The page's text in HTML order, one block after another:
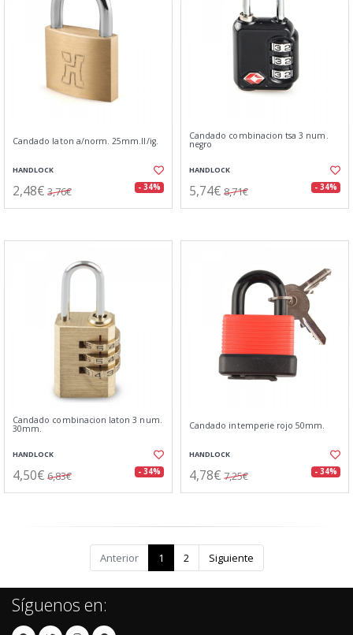
Candado laton a/norm. 25mm.ll/ig.
HANDLOCK
2,48€ 3,76€ - 34%
Candado combinacion tsa 3 num.
negro
HANDLOCK
5,74€ 8,71€ - 34%
Candado combinacion laton 3 num.
30mm.
HANDLOCK
4,50€ 6,83€ - 34%
Candado intemperie rojo 50mm.
HANDLOCK
4,78€ 7,25€ - 34%
Anterior 1 2 Siguiente
Síguenos en: